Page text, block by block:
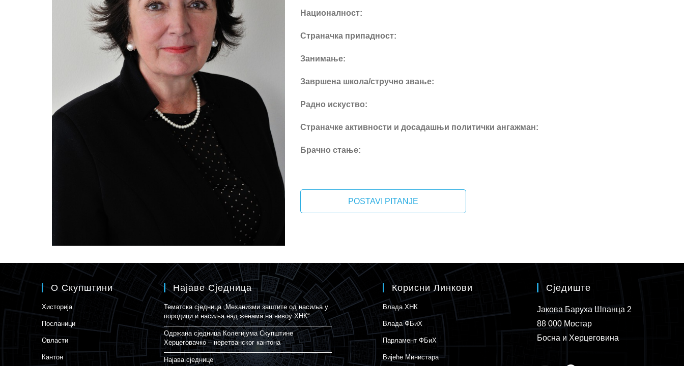
Националност:
Страначка припадност:
Занимање:
Завршена школа/стручно звање:
Радно искуство:
Страначке активности и досадашњи политички ангажман:
Брачно стање:
POSTAVI PITANJE
О Скупштини
Хисторија
Посланици
Овласти
Кантон
Најаве Сједница
Тематска сједница „Механизми заштите од насиља у
породици и насиља над женама на нивоу ХНК“
Одржана сједница Колегијума Скупштине
Херцеговачко – неретванског кантона
Најава сједнице
Корисни Линкови
Влада ХНК
Влада ФБиХ
Парламент ФБиХ
Вијеће Министара
Сједиште
Јакова Баруха Шпанца 2
88 000 Мостар
Босна и Херцеговина